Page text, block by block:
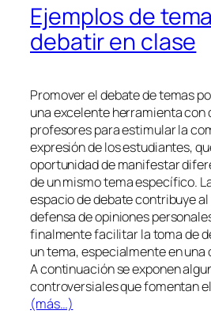
Ejemplos de
debatir en clase
Promover el debate de temas
una excelente herramienta con
profesores para estimular la
expresión de los estudiantes,
oportunidad de manifestar
de un mismo tema específico.
espacio de debate contribuye
defensa de opiniones
finalmente facilitar la toma de
un tema, especialmente en una
A continuación se exponen
controversiales que fomentan
(más…)